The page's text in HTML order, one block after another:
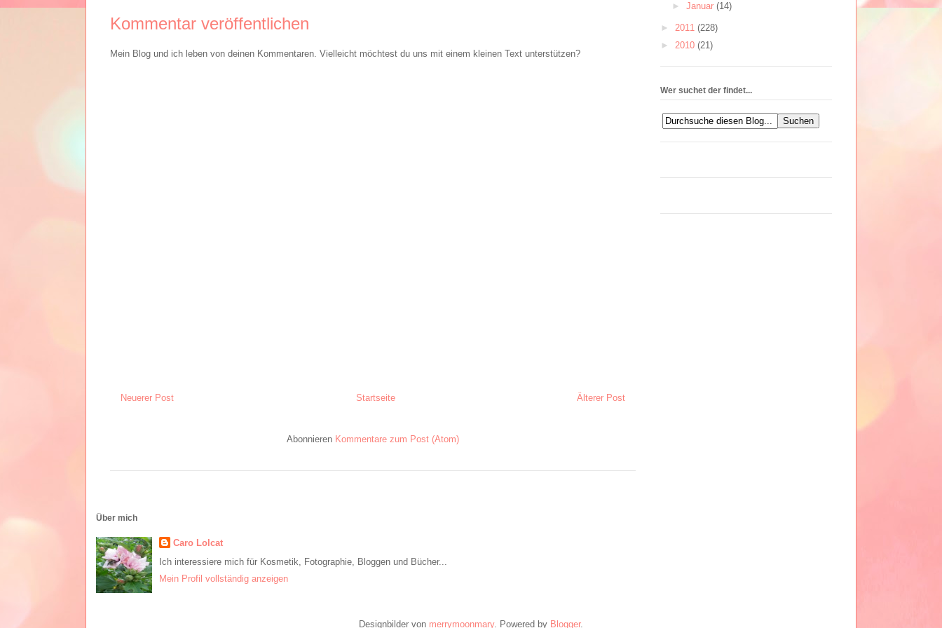
Kommentar veröffentlichen
Mein Blog und ich leben von deinen Kommentaren. Vielleicht möchtest du uns mit einem kleinen Text unterstützen?
Neuerer Post Älterer Post
Startseite
Abonnieren Kommentare zum Post (Atom)
► Januar (14)
► 2011 (228)
► 2010 (21)
Wer suchet der findet...
Über mich
Caro Lolcat
Ich interessiere mich für Kosmetik, Fotographie, Bloggen und Bücher...
Mein Profil vollständig anzeigen
Designbilder von merrymoonmary. Powered by Blogger.